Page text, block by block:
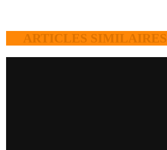
ARTICLES SIMILAIRES